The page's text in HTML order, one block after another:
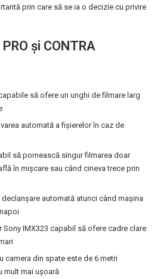
prin care să se ia o decizie cu privire
și CONTRA
să ofere un unghi de filmare larg
automată a fișierelor în caz de
să pornească singur filmarea doar
în mișcare sau când cineva trece prin
automată atunci când mașina
Sony IMX323 capabil să ofere cadre clare
camera din spate este de 6 metri
mult mai ușoară